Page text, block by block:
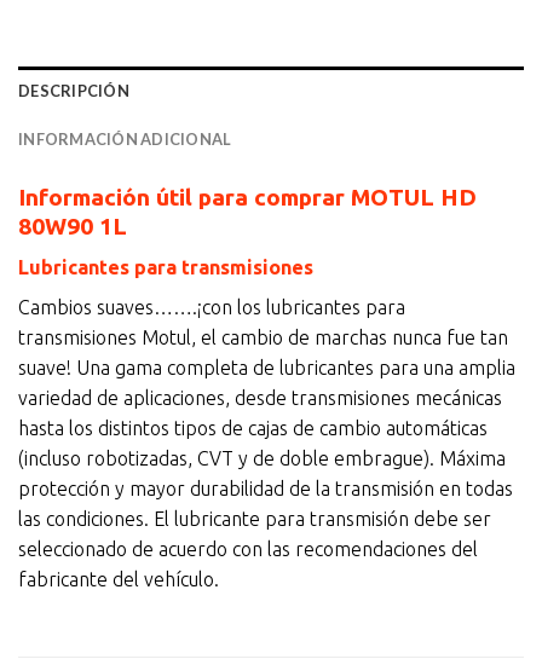
DESCRIPCIÓN
INFORMACIÓN ADICIONAL
Información útil para comprar MOTUL HD
80W90 1L
Lubricantes para transmisiones
Cambios suaves…….¡con los lubricantes para
transmisiones Motul, el cambio de marchas nunca fue tan
suave! Una gama completa de lubricantes para una amplia
variedad de aplicaciones, desde transmisiones mecánicas
hasta los distintos tipos de cajas de cambio automáticas
(incluso robotizadas, CVT y de doble embrague). Máxima
protección y mayor durabilidad de la transmisión en todas
las condiciones. El lubricante para transmisión debe ser
seleccionado de acuerdo con las recomendaciones del
fabricante del vehículo.